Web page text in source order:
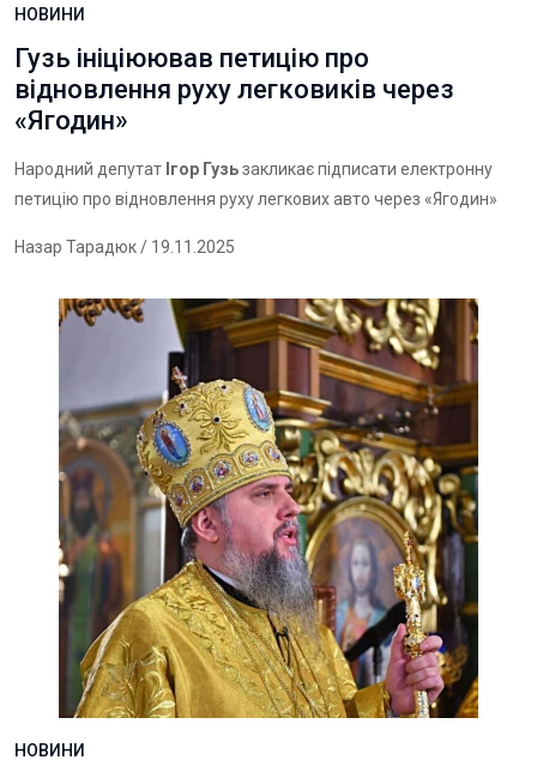
НОВИНИ
Гузь ініціюював петицію про
відновлення руху легковиків через
«Ягодин»
Народний депутат Ігор Гузьзакликає підписати електронну
петицію про відновлення руху легкових авто через «Ягодин»
Назар Тарадюк/ 19.11.2025
НОВИНИ